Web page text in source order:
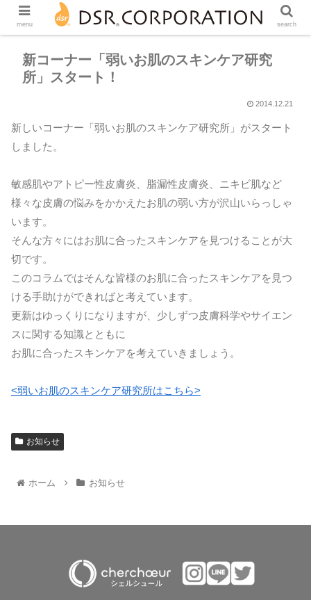
新コーナー「弱いお肌のスキンケア研究
所」スタート！
2014.12.21
新しいコーナー「弱いお肌のスキンケア研究所」がスタート
しました。
敏感肌やアトピー性皮膚炎、脂漏性皮膚炎、ニキビ肌など
様々な皮膚の悩みをかかえたお肌の弱い方が沢山いらっしゃ
います。
そんな方々にはお肌に合ったスキンケアを見つけることが大
切です。
このコラムではそんな皆様のお肌に合ったスキンケアを見つ
ける手助けができればと考えています。
更新はゆっくりになりますが、少しずつ皮膚科学やサイエン
スに関する知識とともに
お肌に合ったスキンケアを考えていきましょう。
<弱いお肌のスキンケア研究所はこちら>
お知らせ
ホーム お知らせ
menu search